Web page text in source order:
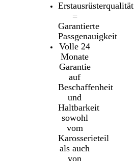
Erstausrüsterqualität
=
Garantierte
Passgenauigkeit
Volle 24
Monate
Garantie
auf
Beschaffenheit
und
Haltbarkeit
sowohl
vom
Karosserieteil
als auch
von